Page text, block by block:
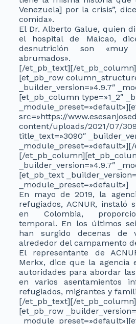
Venezuela] por la crisis”,
comida».
El Dr. Alberto Galue, quien
el hospital de Maicao,
desnutrición son
abrumados».
[/et_pb_text][/
[et_pb_row
_builder_version=»4.9.7″
[et_pb_column type=»1_2″
src=»https://
content/uploads/2021/07/
title_text=»3090″
[/
_builder_version=»4.9.7″
[et_pb_text
_module_preset=»default»]
En mayo de 2019, la
refugiados, ACNUR, instaló
en Colombia,
temporal. En los últimos
han surgido decenas de
alrededor del campamento
El representante de
Merkx, dice que la agencia
autoridades para abordar
en varios asentamientos
refugiados, migrantes y
[/et_pb_text][/
[et_pb_row